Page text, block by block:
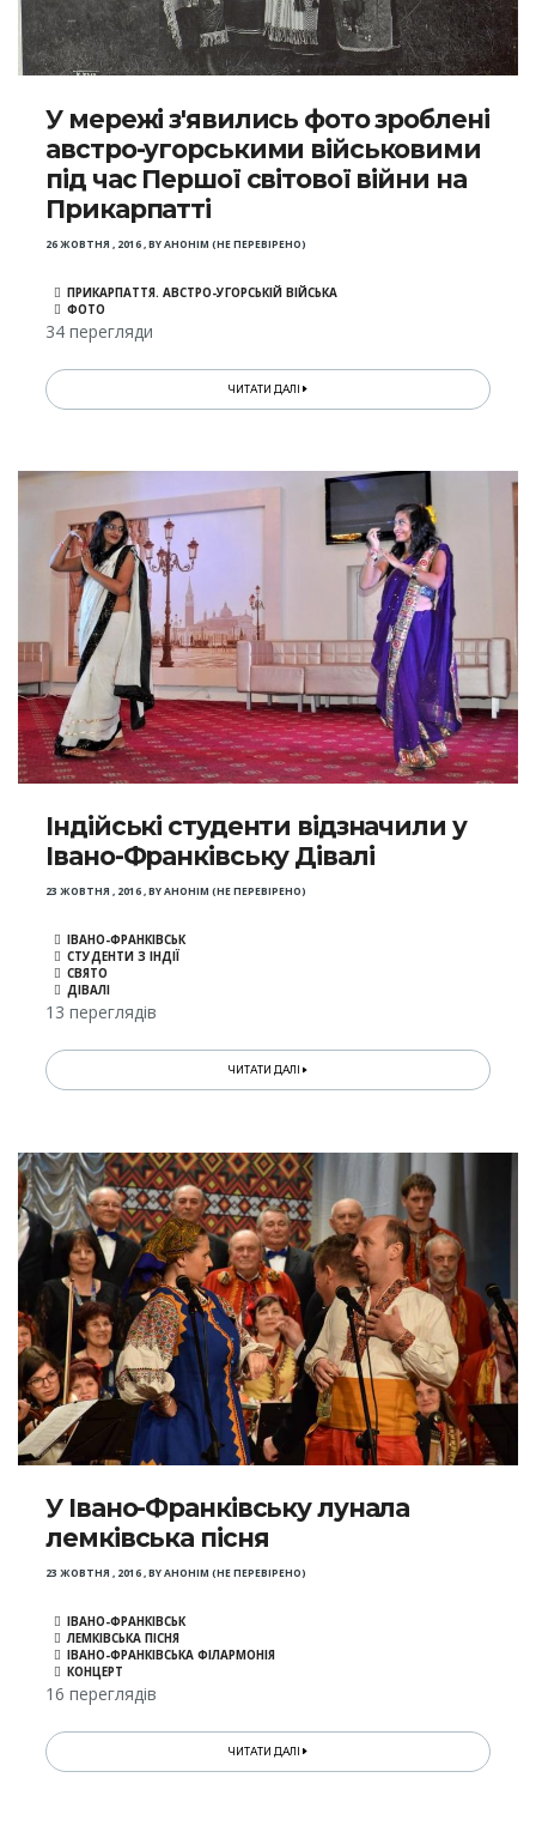
У мережі з'явились фото зроблені
австро-угорськими військовими
під час Першої світової війни на
Прикарпатті
26 ЖОВТНЯ , 2016,BYАНОНІМ (НЕ ПЕРЕВІРЕНО)
ПРИКАРПАТТЯ. АВСТРО-УГОРСЬКІЙ ВІЙСЬКА
ФОТО
34 перегляди
ЧИТАТИ ДАЛІ
Індійські студенти відзначили у
Івано-Франківську Дівалі
23 ЖОВТНЯ , 2016,BYАНОНІМ (НЕ ПЕРЕВІРЕНО)
ІВАНО-ФРАНКІВСЬК
СТУДЕНТИ З ІНДІЇ
СВЯТО
ДІВАЛІ
13 переглядів
ЧИТАТИ ДАЛІ
У Івано-Франківську лунала
лемківська пісня
23 ЖОВТНЯ , 2016,BYАНОНІМ (НЕ ПЕРЕВІРЕНО)
ІВАНО-ФРАНКІВСЬК
ЛЕМКІВСЬКА ПІСНЯ
ІВАНО-ФРАНКІВСЬКА ФІЛАРМОНІЯ
КОНЦЕРТ
16 переглядів
ЧИТАТИ ДАЛІ